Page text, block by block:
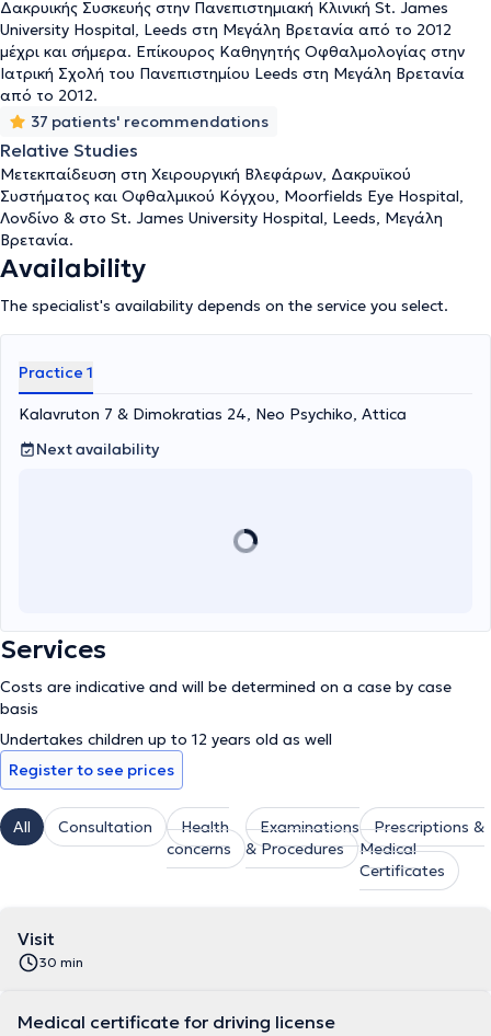
Δακρυικής Συσκευής στην Πανεπιστημιακή Κλινική St. James
University Hospital, Leeds στη Μεγάλη Βρετανία από το 2012
μέχρι και σήμερα. Επίκουρος Καθηγητής Οφθαλμολογίας στην
Ιατρική Σχολή του Πανεπιστημίου Leeds στη Μεγάλη Βρετανία
από το 2012.
37 patients' recommendations
Relative Studies
Μετεκπαίδευση στη Χειρουργική Βλεφάρων, Δακρυϊκού
Συστήματος και Οφθαλμικού Κόγχου, Moorfields Eye Hospital,
Λονδίνο & στο St. James University Hospital, Leeds, Μεγάλη
Βρετανία.
Availability
The specialist's availability depends on the service you select.
Practice 1
Kalavruton 7 & Dimokratias 24, Neo Psychiko, Attica
Next availability
Services
Costs are indicative and will be determined on a case by case
basis
Undertakes children up to 12 years old as well
Register to see prices
All Consultation
Health
concerns
Examinations
& Procedures
Prescriptions &
Medical
Certificates
Visit
30 min
Medical certificate for driving license